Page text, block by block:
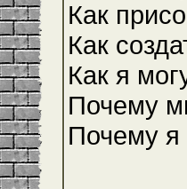
Как
Как
Как я
Почему
Почему я